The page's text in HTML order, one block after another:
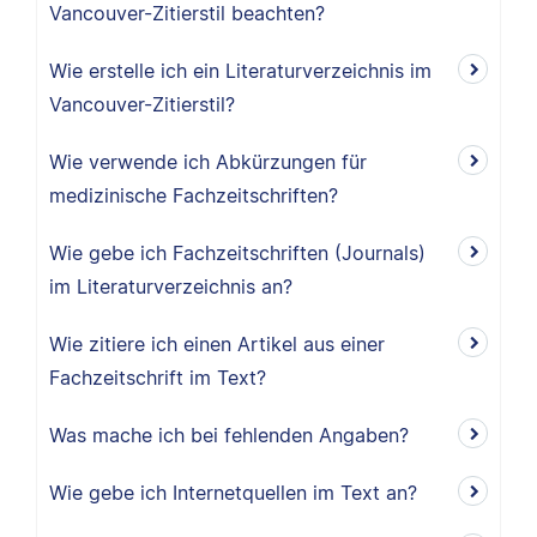
Vancouver-Zitierstil beachten?
Wie erstelle ich ein Literaturverzeichnis im
Vancouver-Zitierstil?
Wie verwende ich Abkürzungen für
medizinische Fachzeitschriften?
Wie gebe ich Fachzeitschriften (Journals)
im Literaturverzeichnis an?
Wie zitiere ich einen Artikel aus einer
Fachzeitschrift im Text?
Was mache ich bei fehlenden Angaben?
Wie gebe ich Internetquellen im Text an?